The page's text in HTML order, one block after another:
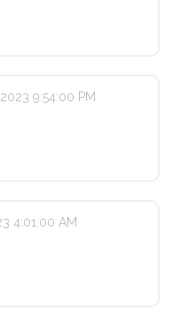
9:54:00 PM
4:01:00 AM